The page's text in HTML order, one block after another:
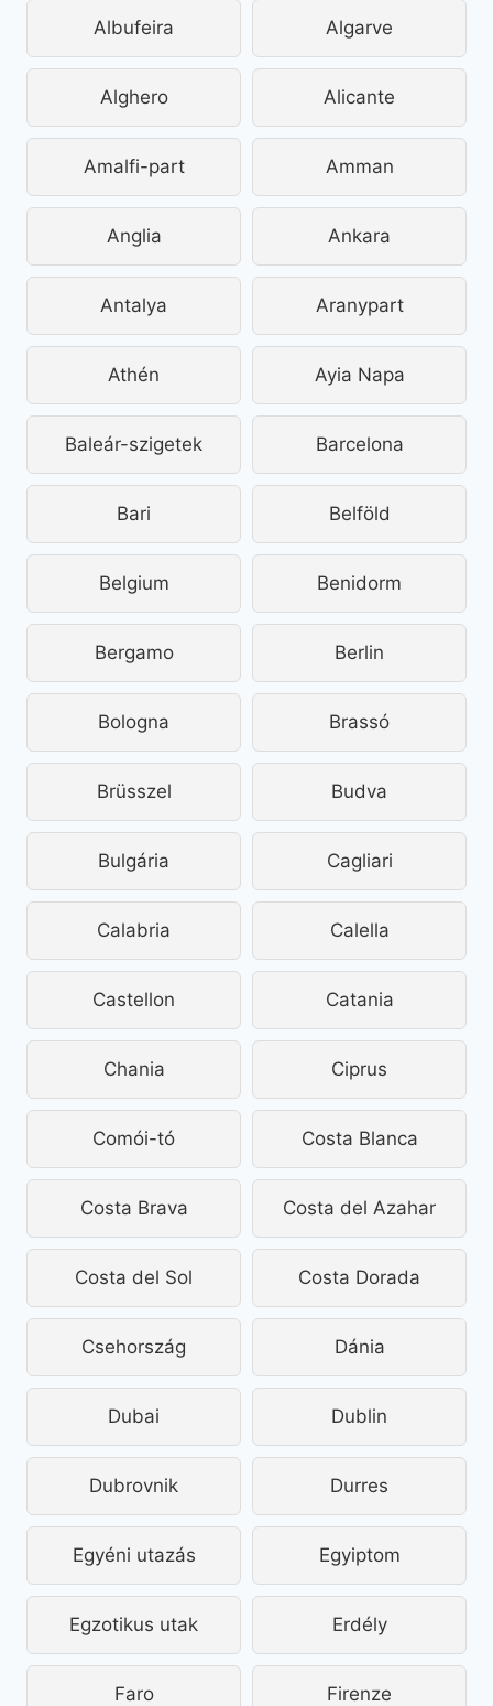
Albufeira Algarve
Alghero Alicante
Amalfi-part Amman
Anglia Ankara
Antalya Aranypart
Athén Ayia Napa
Baleár-szigetek Barcelona
Bari Belföld
Belgium Benidorm
Bergamo Berlin
Bologna Brassó
Brüsszel Budva
Bulgária Cagliari
Calabria Calella
Castellon Catania
Chania Ciprus
Comói-tó Costa Blanca
Costa Brava Costa del Azahar
Costa del Sol Costa Dorada
Csehország Dánia
Dubai Dublin
Dubrovnik Durres
Egyéni utazás Egyiptom
Egzotikus utak Erdély
Faro Firenze